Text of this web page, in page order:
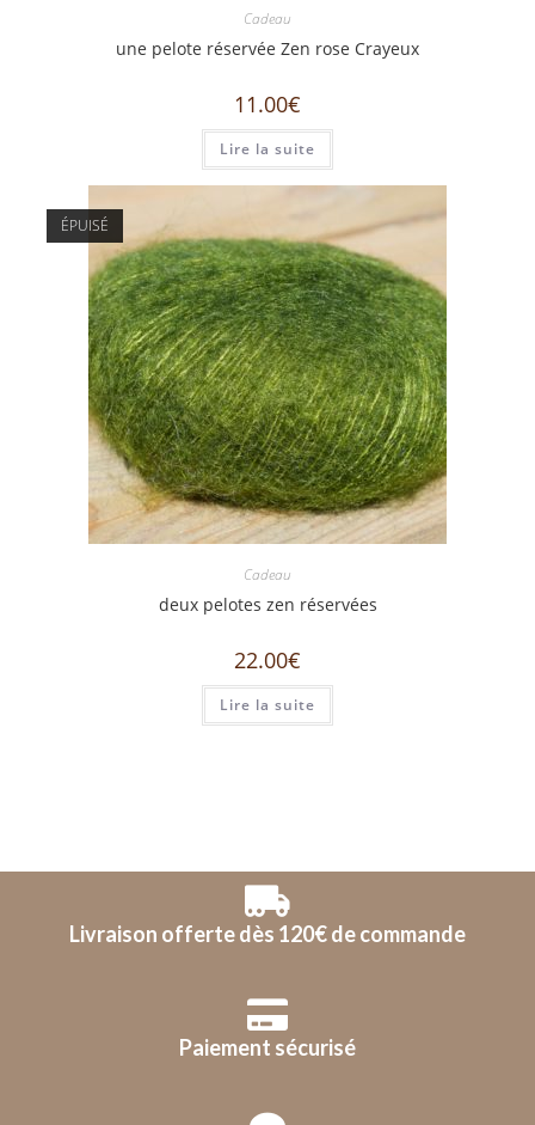
Cadeau
une pelote réservée Zen rose Crayeux
11.00€
Lire la suite
ÉPUISÉ
Cadeau
deux pelotes zen réservées
22.00€
Lire la suite
Livraison offerte dès 120€ de commande
Paiement sécurisé